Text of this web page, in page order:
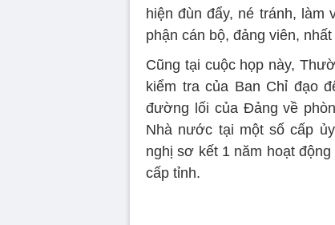
hiện đùn đẩy, né tránh, làm
phận cán bộ, đảng viên,
Cũng tại cuộc họp này,
kiểm tra của Ban Chỉ đạo
đường lối của Đảng về
Nhà nước tại một số cấp
nghị sơ kết 1 năm hoạt
cấp tỉnh.